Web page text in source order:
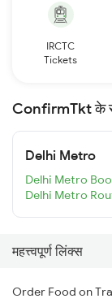
IRCTC
Tickets
ConfirmTkt के
Delhi Metro
Delhi Metro
Delhi Metro
महत्त्वपूर्ण लिंक्स
Order Food on